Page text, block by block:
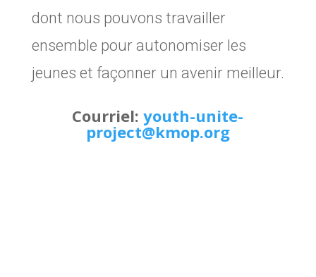
dont nous pouvons travailler
ensemble pour autonomiser les
jeunes et façonner un avenir meilleur.
Courriel:youth-unite-
project@kmop.org